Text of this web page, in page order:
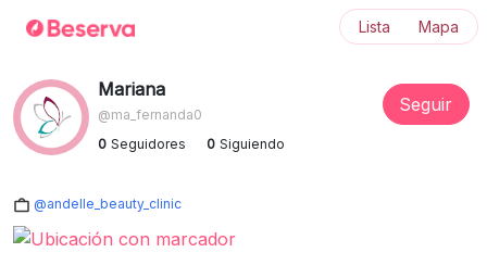
Lista Mapa
Mariana
@ma_fernanda0
0 Seguidores 0 Siguiendo
Seguir
@andelle_beauty_clinic